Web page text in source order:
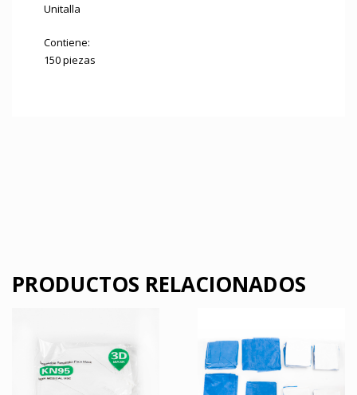
Unitalla
Contiene:
150 piezas
PRODUCTOS RELACIONADOS